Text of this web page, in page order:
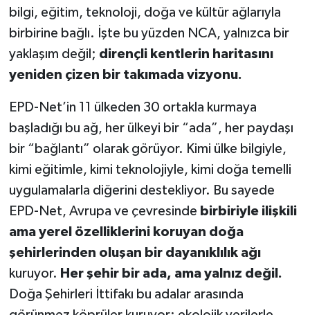
bilgi, eğitim, teknoloji, doğa ve kültür ağlarıyla
birbirine bağlı. İşte bu yüzden NCA, yalnızca bir
yaklaşım değil; dirençli kentlerin haritasını
yeniden çizen bir takımada vizyonu.
EPD-Net’in 11 ülkeden 30 ortakla kurmaya
başladığı bu ağ, her ülkeyi bir “ada”, her paydaşı
bir “bağlantı” olarak görüyor. Kimi ülke bilgiyle,
kimi eğitimle, kimi teknolojiyle, kimi doğa temelli
uygulamalarla diğerini destekliyor. Bu sayede
EPD-Net, Avrupa ve çevresinde birbiriyle ilişkili
ama yerel özelliklerini koruyan doğa
şehirlerinden oluşan bir dayanıklılık ağı
kuruyor. Her şehir bir ada, ama yalnız değil.
Doğa Şehirleri İttifakı bu adalar arasında